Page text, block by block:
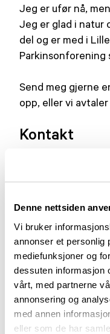
Denne nettsiden
Vi bruker
annonser et personlig
mediefunksjoner og
dessuten informasjon
vårt, med partnerne
annonsering og
med annen
eller som de har
Jeg er ufør nå,
Jeg er glad i natur
del og er med i
Parkinsonforening
Send meg gjerne
opp, eller vi
Kontakt
456 15 500
Flere